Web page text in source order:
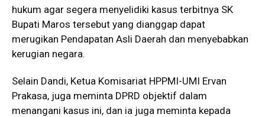
hukum agar segera menyelidiki kasus terbitnya SK
Bupati Maros tersebut yang dianggap dapat
merugikan Pendapatan Asli Daerah dan menyebabkan
kerugian negara.
Selain Dandi, Ketua Komisariat HPPMI-UMI Ervan
Prakasa, juga meminta DPRD objektif dalam
menangani kasus ini, dan ia juga meminta kepada